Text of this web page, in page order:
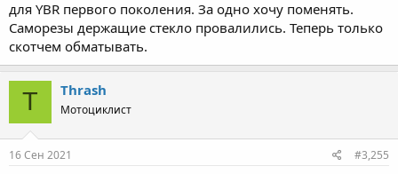
для YBR первого поколения. За одно хочу поменять.
Саморезы держащие стекло провалились. Теперь только
скотчем обматывать.
T Thrash
Мотоциклист
16 Сен 2021 #3,255